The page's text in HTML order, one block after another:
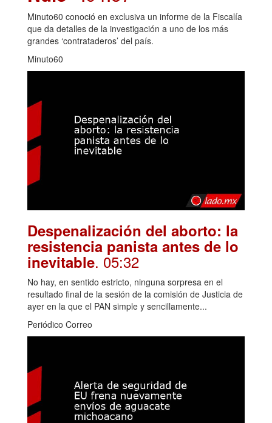
Minuto60 conoció en exclusiva un informe de la Fiscalía
que da detalles de la investigación a uno de los más
grandes ‘contrataderos’ del país.
Minuto60
Despenalización del aborto: la
resistencia panista antes de lo
inevitable. 05:32
No hay, en sentido estricto, ninguna sorpresa en el
resultado final de la sesión de la comisión de Justicia de
ayer en la que el PAN simple y sencillamente...
Periódico Correo